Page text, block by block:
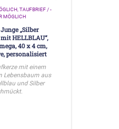
TAUFBRIEF / -
MÖGLICH
„Silber
HELLBLAU“,
40 x 4 cm,
personalisiert
mit einem
Lebensbaum aus
und Silber